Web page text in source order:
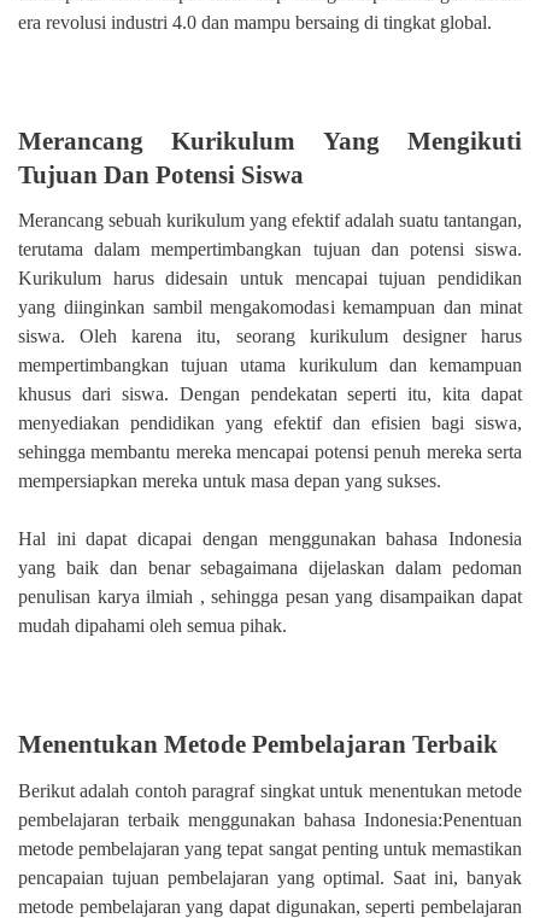
era revolusi industri 4.0 dan mampu bersaing di tingkat global.
Merancang Kurikulum Yang Mengikuti
Tujuan Dan Potensi Siswa
Merancang sebuah kurikulum yang efektif adalah suatu tantangan,
terutama dalam mempertimbangkan tujuan dan potensi siswa.
Kurikulum harus didesain untuk mencapai tujuan pendidikan
yang diinginkan sambil mengakomodasi kemampuan dan minat
siswa. Oleh karena itu, seorang kurikulum designer harus
mempertimbangkan tujuan utama kurikulum dan kemampuan
khusus dari siswa. Dengan pendekatan seperti itu, kita dapat
menyediakan pendidikan yang efektif dan efisien bagi siswa,
sehingga membantu mereka mencapai potensi penuh mereka serta
mempersiapkan mereka untuk masa depan yang sukses.
Hal ini dapat dicapai dengan menggunakan bahasa Indonesia
yang baik dan benar sebagaimana dijelaskan dalam pedoman
penulisan karya ilmiah , sehingga pesan yang disampaikan dapat
mudah dipahami oleh semua pihak.
Menentukan Metode Pembelajaran Terbaik
Berikut adalah contoh paragraf singkat untuk menentukan metode
pembelajaran terbaik menggunakan bahasa Indonesia:Penentuan
metode pembelajaran yang tepat sangat penting untuk memastikan
pencapaian tujuan pembelajaran yang optimal. Saat ini, banyak
metode pembelajaran yang dapat digunakan, seperti pembelajaran